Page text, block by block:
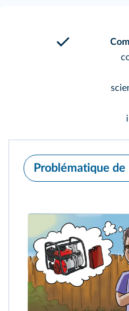
Problématique